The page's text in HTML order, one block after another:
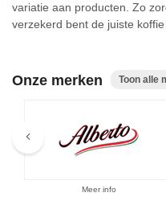
variatie aan producten. Zo
verzekerd bent de juiste
Onze merken Toon alle
Meer info